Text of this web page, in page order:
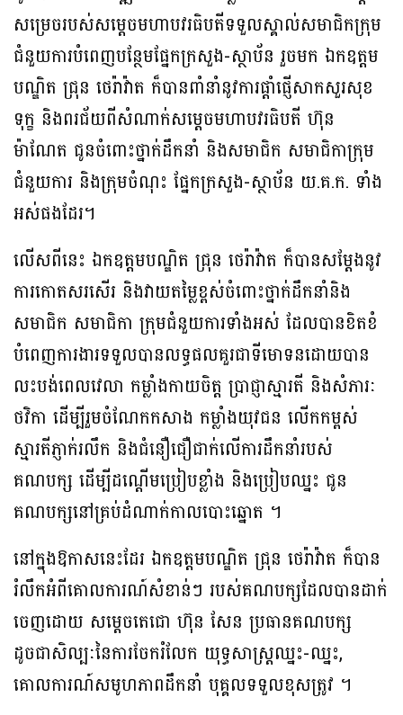
សម្រេចរបស់សម្តេចមហាបវរធិបតីទទួលស្គាល់សមាជិកក្រុម
ជំនួយការបំពេញបន្ថែមផ្នែកក្រសួង-ស្ថាប័ន រួចមក ឯកឧត្តម
បណ្ឌិត ជ្រុន ថេរ៉ាវ៉ាត ក៏បានពាំនាំនូវការផ្តាំផ្ញើសាកសួរសុខ
ទុក្ខ និងពរជ័យពីសំណាក់សម្តេចមហាបវរធិបតី ហ៊ុន
ម៉ាណែត ជូនចំពោះថ្នាក់ដឹកនាំ និងសមាជិក សមាជិកាក្រុម
ជំនួយការ និងក្រុមចំណុះ ផ្នែកក្រសួង-ស្ថាប័ន យ.គ.ក. ទាំង
អស់ផងដែរ។
លើសពីនេះ ឯកឧត្តមបណ្ឌិត ជ្រុន ថេរ៉ាវ៉ាត ក៏បានសម្តែងនូវ
ការកោតសរសើរ និងវាយតម្លៃខ្ពស់ចំពោះថ្នាក់ដឹកនាំនិង
សមាជិក សមាជិកា ក្រុមជំនួយការទាំងអស់ ដែលបានខិតខំ
បំពេញការងារទទួលបានលទ្ធផលគួរជាទីមោទនដោយបាន
លះបង់ពេលវេលា កម្លាំងកាយចិត្ត ប្រាជ្ញាស្មារតី និងសំភារៈ
ថវិកា ដើម្បីរួមចំណែកកសាង កម្លាំងយុវជន លើកកម្ពស់
ស្មារតីភ្ញាក់រលឹក និងជំនឿជឿជាក់លើការដឹកនាំរបស់
គណបក្ស ដើម្បីដណ្តើមប្រៀបខ្លាំង និងប្រៀបឈ្នះ ជូន
គណបក្សនៅគ្រប់ដំណាក់កាលបោះឆ្នោត ។
នៅក្នុងឱកាសនេះដែរ ឯកឧត្តមបណ្ឌិត ជ្រុន ថេរ៉ាវ៉ាត ក៏បាន
រំលឹកអំពីគោលការណ៍សំខាន់ៗ របស់គណបក្សដែលបានដាក់
ចេញដោយ សម្តេចតេជោ ហ៊ុន សែន ប្រធានគណបក្ស
ដូចជាសិល្បៈនៃការចែករំលែក យុទ្ធសាស្រ្តឈ្នះ-ឈ្នះ,
គោលការណ៍សមូហភាពដឹកនាំ បុគ្គលទទួលខុសត្រូវ ។